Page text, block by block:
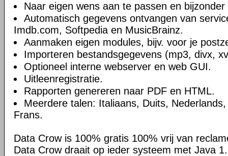
Naar eigen wens aan te passen en
Automatisch gegevens ontvangen van
Imdb.com, Softpedia en MusicBrainz.
Aanmaken eigen modules, bijv. voor je
Importeren bestandsgegevens (mp3, divx,
Optioneel interne webserver en web GUI.
Uitleenregistratie.
Rapporten genereren naar PDF en HTML.
Meerdere talen: Italiaans, Duits,
Frans.
Data Crow is 100% gratis 100% vrij van
Data Crow draait op ieder systeem met Java